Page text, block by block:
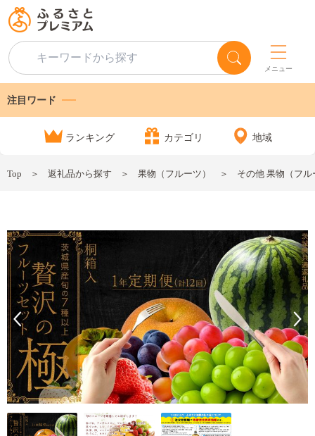
メニュー
注目ワード
ランキング カテゴリ 地域
Top 返礼品から探す 果物（フルーツ） その他 果物（フル